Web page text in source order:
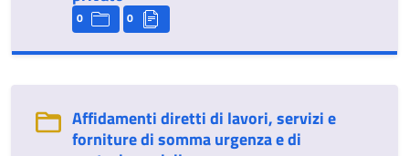
0 0
Affidamenti diretti di lavori, servizi e
forniture di somma urgenza e di